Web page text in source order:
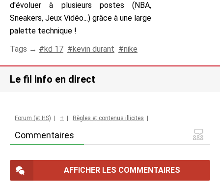
d'évoluer à plusieurs postes (NBA,
Sneakers, Jeux Vidéo...) grâce à une large
palette technique !
Tags →
kd 17 kevin durant nike
Le fil info en direct
Commentaires
Forum (et HS) + Règles et contenus illicites
AFFICHER LES COMMENTAIRES